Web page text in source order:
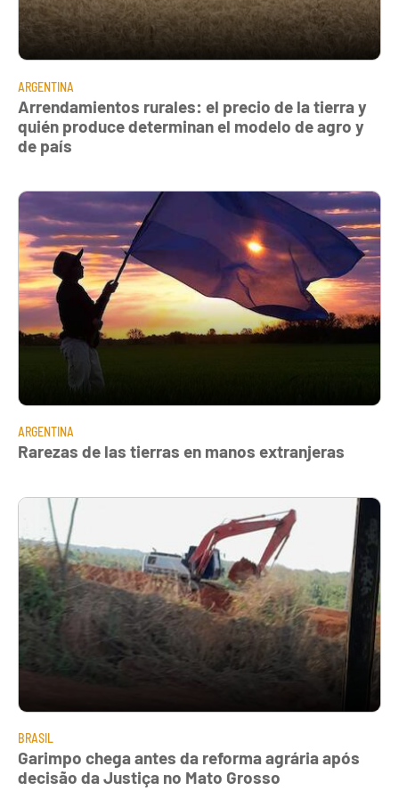
ARGENTINA
Arrendamientos rurales: el precio de la tierra y
quién produce determinan el modelo de agro y
de país
ARGENTINA
Rarezas de las tierras en manos extranjeras
BRASIL
Garimpo chega antes da reforma agrária após
decisão da Justiça no Mato Grosso